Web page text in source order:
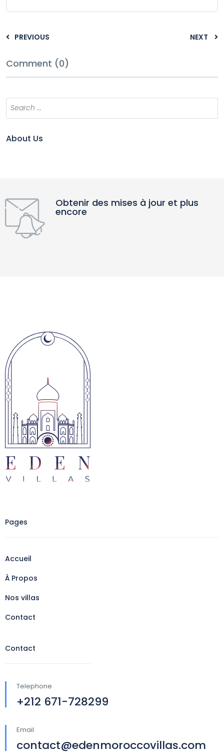
PREVIOUS NEXT
Comment (0)
About Us
Obtenir des mises à jour et plus
encore
Pages
Accueil
À Propos
Nos villas
Contact
Contact
Telephone
+212 671-728299
Email
contact@edenmoroccovillas.com